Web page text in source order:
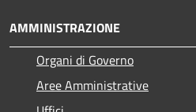
AMMINISTRAZIONE
Organi di Governo
Aree Amministrative